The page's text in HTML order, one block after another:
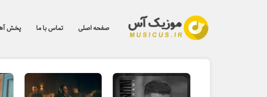
صفحه اصلی تماس با ما پخش